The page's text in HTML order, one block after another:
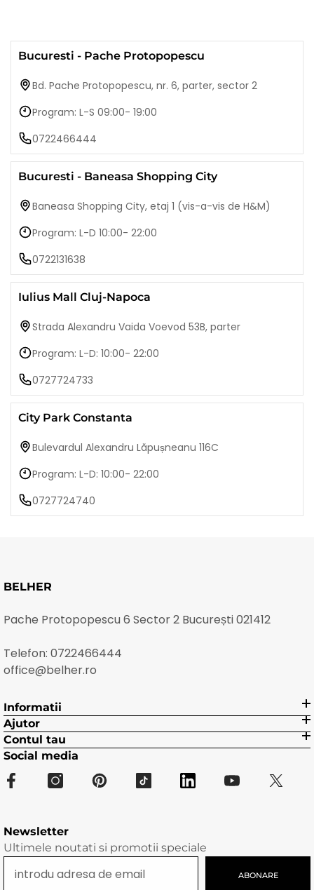
Bucuresti - Pache Protopopescu
Bd. Pache Protopopescu, nr. 6, parter, sector 2
Program: L-S 09:00- 19:00
0722466444
Bucuresti - Baneasa Shopping City
Baneasa Shopping City, etaj 1 (vis-a-vis de H&M)
Program: L-D 10:00- 22:00
0722131638
Iulius Mall Cluj-Napoca
Strada Alexandru Vaida Voevod 53B, parter
Program: L-D: 10:00- 22:00
0727724733
City Park Constanta
Bulevardul Alexandru Lăpușneanu 116C
Program: L-D: 10:00- 22:00
0727724740
BELHER
Pache Protopopescu 6 Sector 2 București 021412
Telefon: 0722466444
office@belher.ro
Informatii
Ajutor
Contul tau
Social media
Newsletter
Ultimele noutati si promotii speciale
ABONARE